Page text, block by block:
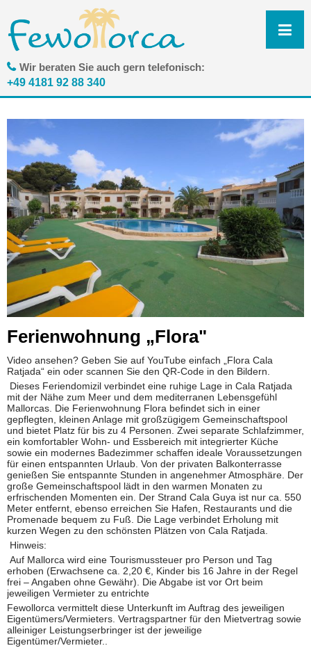
Wir beraten Sie auch gern telefonisch:
+49 4181 92 88 340
Ferienwohnung „Flora"
Video ansehen? Geben Sie auf YouTube einfach „Flora Cala
Ratjada“ ein oder scannen Sie den QR-Code in den Bildern.
Dieses Feriendomizil verbindet eine ruhige Lage in Cala Ratjada
mit der Nähe zum Meer und dem mediterranen Lebensgefühl
Mallorcas. Die Ferienwohnung Flora befindet sich in einer
gepflegten, kleinen Anlage mit großzügigem Gemeinschaftspool
und bietet Platz für bis zu 4 Personen. Zwei separate Schlafzimmer,
ein komfortabler Wohn- und Essbereich mit integrierter Küche
sowie ein modernes Badezimmer schaffen ideale Voraussetzungen
für einen entspannten Urlaub. Von der privaten Balkonterrasse
genießen Sie entspannte Stunden in angenehmer Atmosphäre. Der
große Gemeinschaftspool lädt in den warmen Monaten zu
erfrischenden Momenten ein. Der Strand Cala Guya ist nur ca. 550
Meter entfernt, ebenso erreichen Sie Hafen, Restaurants und die
Promenade bequem zu Fuß. Die Lage verbindet Erholung mit
kurzen Wegen zu den schönsten Plätzen von Cala Ratjada.
Hinweis:
Auf Mallorca wird eine Tourismussteuer pro Person und Tag
erhoben (Erwachsene ca. 2,20 €, Kinder bis 16 Jahre in der Regel
frei – Angaben ohne Gewähr). Die Abgabe ist vor Ort beim
jeweiligen Vermieter zu entrichte
Fewollorca vermittelt diese Unterkunft im Auftrag des jeweiligen
Eigentümers/Vermieters. Vertragspartner für den Mietvertrag sowie
alleiniger Leistungserbringer ist der jeweilige
Eigentümer/Vermieter..